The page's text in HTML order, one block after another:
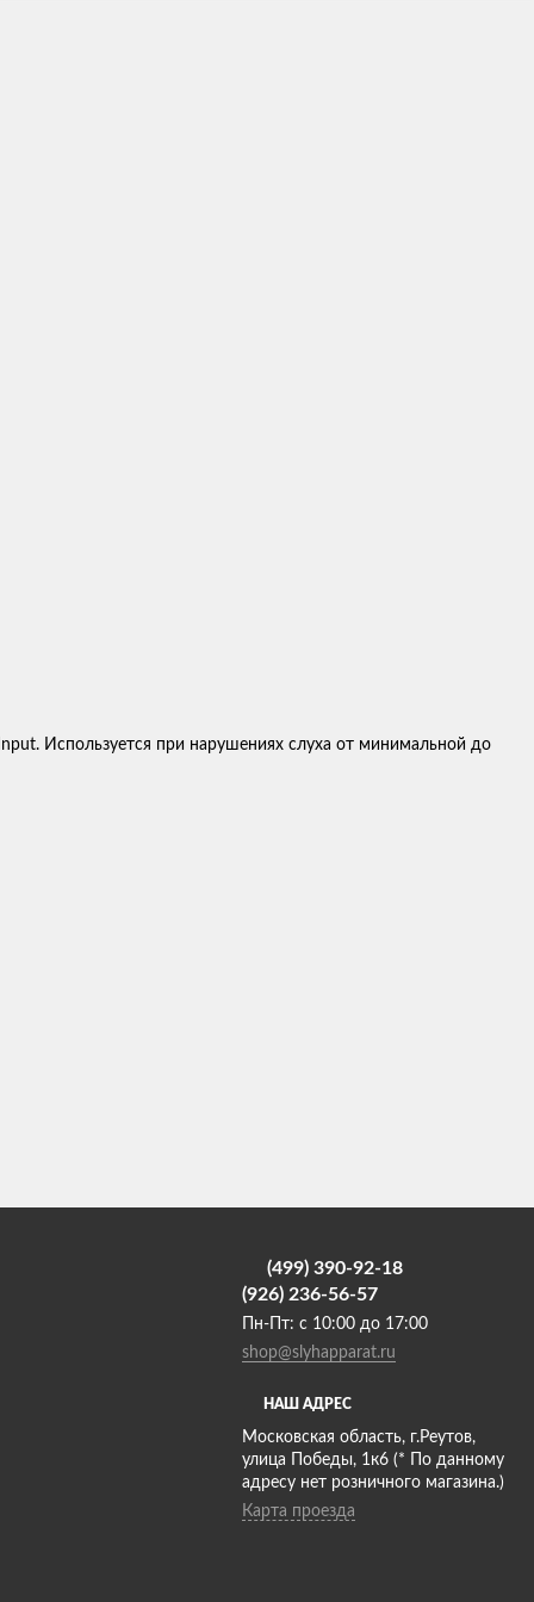
Используется при нарушениях слуха от минимальной до
НАШ АДРЕС
Московская область, г.Реутов,
улица Победы, 1к6 (* По данному
адресу нет розничного магазина.)
Карта проезда
(499) 390-92-18
(926) 236-56-57
Пн-Пт: с 10:00 до 17:00
shop@slyhapparat.ru